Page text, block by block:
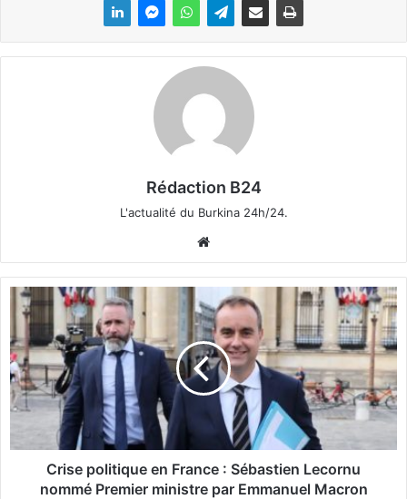
Rédaction B24
L'actualité du Burkina 24h/24.
bsi
te
i
s
e
p
o
i
Crise politique en France : Sébastien Lecornu
nommé Premier ministre par Emmanuel Macron